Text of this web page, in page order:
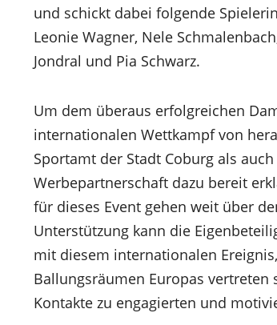
und schickt dabei folgende
Leonie Wagner, Nele
Jondral und Pia Schwarz.
Um dem überaus erfolgreichen
internationalen Wettkampf von
Sportamt der Stadt Coburg als
Werbepartnerschaft dazu bereit
für dieses Event gehen weit über
Unterstützung kann die
mit diesem internationalen
Ballungsräumen Europas
Kontakte zu engagierten und